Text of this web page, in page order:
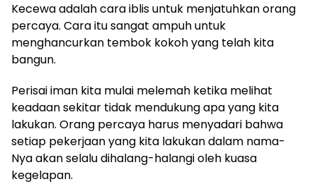
Kecewa adalah cara iblis untuk menjatuhkan orang
percaya. Cara itu sangat ampuh untuk
menghancurkan tembok kokoh yang telah kita
bangun.
Perisai iman kita mulai melemah ketika melihat
keadaan sekitar tidak mendukung apa yang kita
lakukan. Orang percaya harus menyadari bahwa
setiap pekerjaan yang kita lakukan dalam nama-
Nya akan selalu dihalang-halangi oleh kuasa
kegelapan.